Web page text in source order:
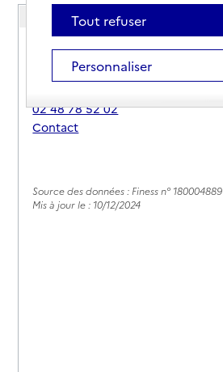
USLD de Sancerre
Adresse
Rempart des Augustins
-Sancerre
02 48 78 52 02
Contact
Source des données : Finess n° 180004889
Mis à jour le : 10/12/2024
Tout refuser
Personnaliser